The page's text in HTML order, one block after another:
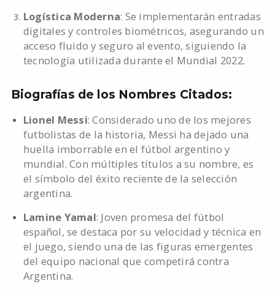
Logística Moderna: Se implementarán entradas
digitales y controles biométricos, asegurando un
acceso fluido y seguro al evento, siguiendo la
tecnología utilizada durante el Mundial 2022.
Biografías de los Nombres Citados:
Lionel Messi: Considerado uno de los mejores
futbolistas de la historia, Messi ha dejado una
huella imborrable en el fútbol argentino y
mundial. Con múltiples títulos a su nombre, es
el símbolo del éxito reciente de la selección
argentina.
Lamine Yamal: Joven promesa del fútbol
español, se destaca por su velocidad y técnica en
el juego, siendo una de las figuras emergentes
del equipo nacional que competirá contra
Argentina.